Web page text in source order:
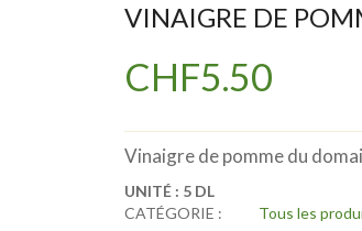
VINAIGRE DE
CHF5.50
Vinaigre de pomme du
UNITÉ : 5 DL
CATÉGORIE :
Tous les